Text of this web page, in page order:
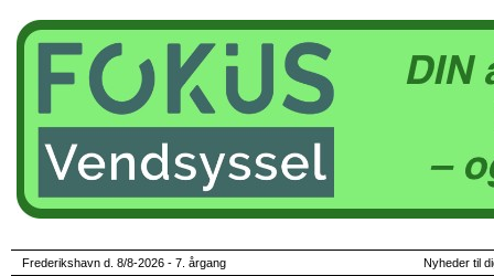
Frederikshavn d. 8/8-2026 - 7. årgang Nyheder til